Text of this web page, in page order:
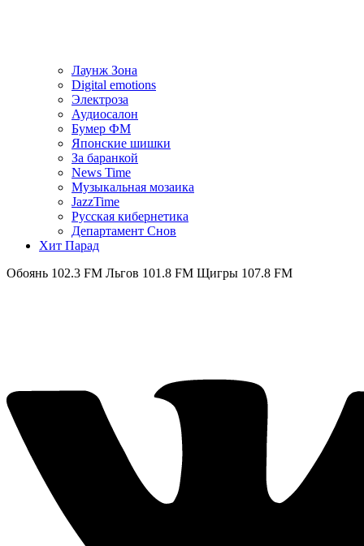
Лаунж Зона
Digital emotions
Электроза
Аудиосалон
Бумер ФМ
Японскиe шишки
За баранкой
News Time
Музыкальная мозаика
JazzTime
Русская кибернетика
Департамент Снов
Хит Парад
FM Льгов 101.8 FM Щигры 107.8 FM